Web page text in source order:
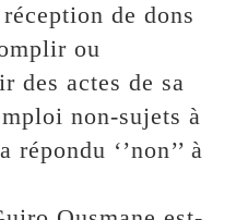
de dons
ou
des actes de sa
non-sujets à
‘’non’’ à